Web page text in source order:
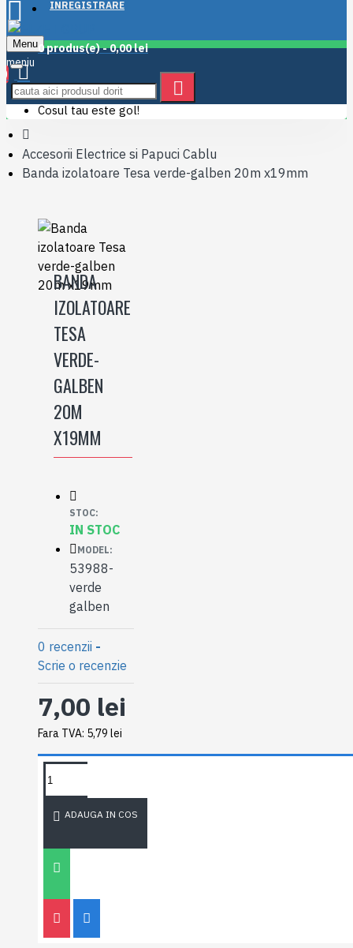
INREGISTRARE
Menu0 produs(e) - 0,00 lei
0
Cosul tau este gol!
Accesorii Electrice si Papuci Cablu
Banda izolatoare Tesa verde-galben 20m x19mm
BANDA
IZOLATOARE
TESA
VERDE-
GALBEN
20M
X19MM
STOC:
IN STOC
MODEL:
53988-
verde
galben
0 recenzii -
Scrie o recenzie
7,00 lei
Fara TVA: 5,79 lei
ADAUGA IN COS
DETALII
DESCRIERE
electrica
tesaflex 53988